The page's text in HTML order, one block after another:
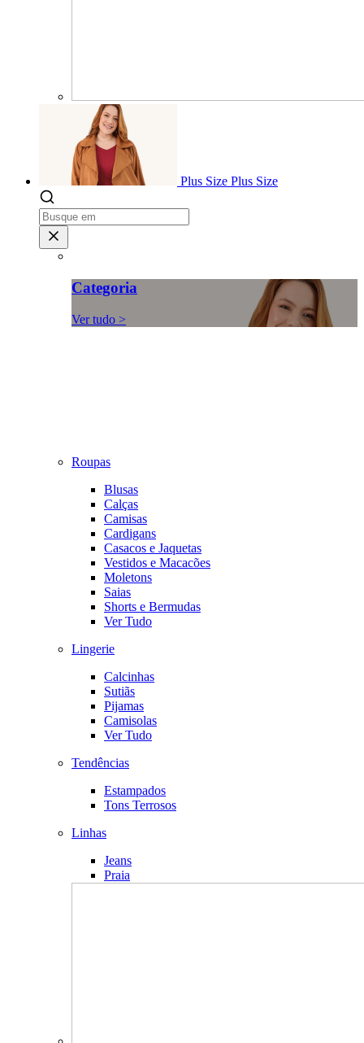
Plus Size Plus Size
Categoria
Ver tudo >
Roupas
Blusas
Calças
Camisas
Cardigans
Casacos e Jaquetas
Vestidos e Macacões
Moletons
Saias
Shorts e Bermudas
Ver Tudo
Lingerie
Calcinhas
Sutiãs
Pijamas
Camisolas
Ver Tudo
Tendências
Estampados
Tons Terrosos
Linhas
Jeans
Praia